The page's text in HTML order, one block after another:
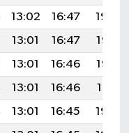
13:02 16:47
19:54
13:01 16:47
19:53
13:01 16:46
19:52
13:01 16:46
19:51
13:01 16:45
19:49